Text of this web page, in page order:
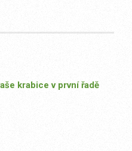
krabice v první řadě